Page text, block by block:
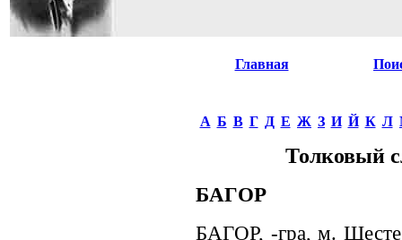
Главная
А Б В Г Д Е Ж З И Й К Л
Толковый
БAГOP
БAГOP, -гра, м.